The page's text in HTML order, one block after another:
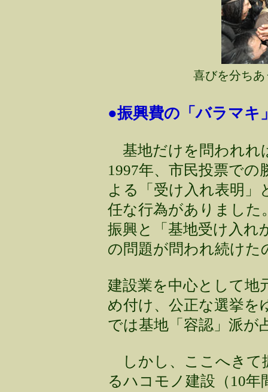
喜びを分ち
●振興費の「バラマキ
基地だけを問われれ
1997年、市民投票での
よる「受け入れ表明」
任な行為がありました
振興と「基地受け入れ
の問題が問われ続けた
建設業を中心として地
め付け、公正な選挙を
では基地「容認」派が
しかし、ここへきて
るハコモノ建設（10年